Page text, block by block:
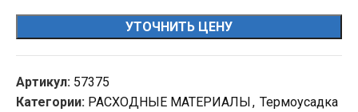
УТОЧНИТЬ ЦЕНУ
Артикул: 57375
Категории: РАСХОДНЫЕ МАТЕРИАЛЫ, Термоусадка